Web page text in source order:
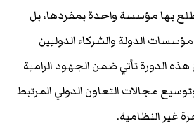
بها مؤسسة واحدة بمفردها، بل
الدولة والشركاء الدوليين
الدورة تأتي ضمن الجهود الرامية
مجالات التعاون الدولي المرتبط
غير النظامية.